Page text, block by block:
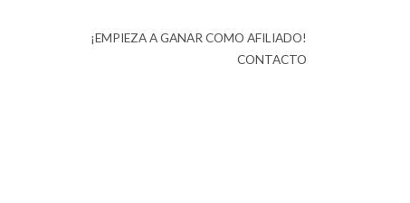
¡EMPIEZA A GANAR COMO AFILIADO!
CONTACTO